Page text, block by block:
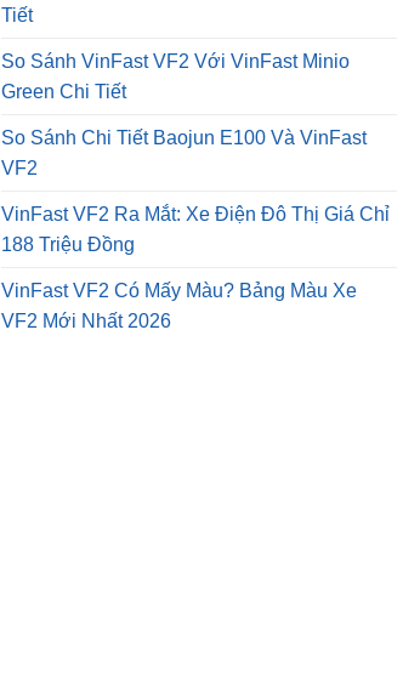
Tiết
So Sánh VinFast VF2 Với VinFast Minio
Green Chi Tiết
So Sánh Chi Tiết Baojun E100 Và VinFast
VF2
VinFast VF2 Ra Mắt: Xe Điện Đô Thị Giá Chỉ
188 Triệu Đồng
VinFast VF2 Có Mấy Màu? Bảng Màu Xe
VF2 Mới Nhất 2026